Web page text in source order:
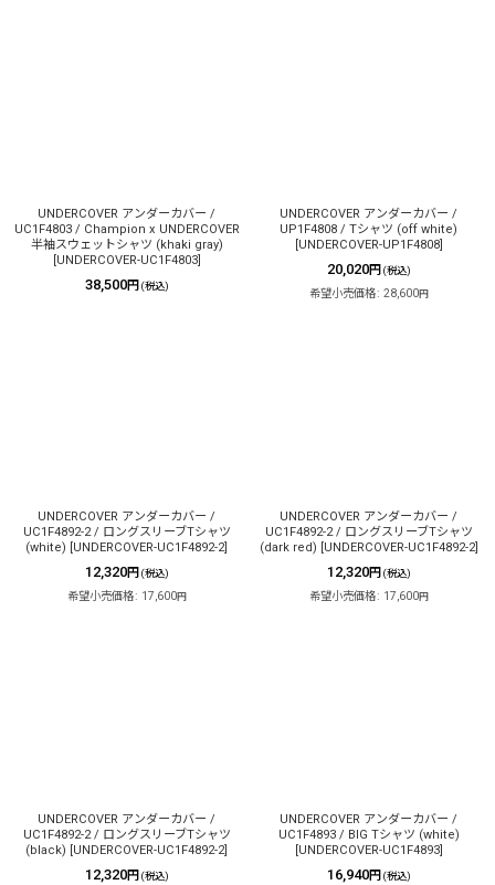
UNDERCOVER アンダーカバー /
UC1F4803 / Champion x UNDERCOVER
半袖スウェットシャツ (khaki gray)
UNDERCOVER-UC1F4803]
38,500円 (税込)
UNDERCOVER アンダーカバー /
UP1F4808 / Tシャツ (off white)
UNDERCOVER-UP1F4808]
20,020円 (税込)
希望小売価格: 28,600円
UNDERCOVER アンダーカバー /
UC1F4892-2 / ロングスリーブTシャツ
(white)
UNDERCOVER-UC1F4892-2]
12,320円 (税込)
希望小売価格: 17,600円
UNDERCOVER アンダーカバー /
UC1F4892-2 / ロングスリーブTシャツ
(dark red)
UNDERCOVER-UC1F4892-2]
12,320円 (税込)
希望小売価格: 17,600円
UNDERCOVER アンダーカバー /
UC1F4892-2 / ロングスリーブTシャツ
(black)
UNDERCOVER-UC1F4892-2]
12,320円 (税込)
UNDERCOVER アンダーカバー /
UC1F4893 / BIG Tシャツ (white)
UNDERCOVER-UC1F4893]
16,940円 (税込)